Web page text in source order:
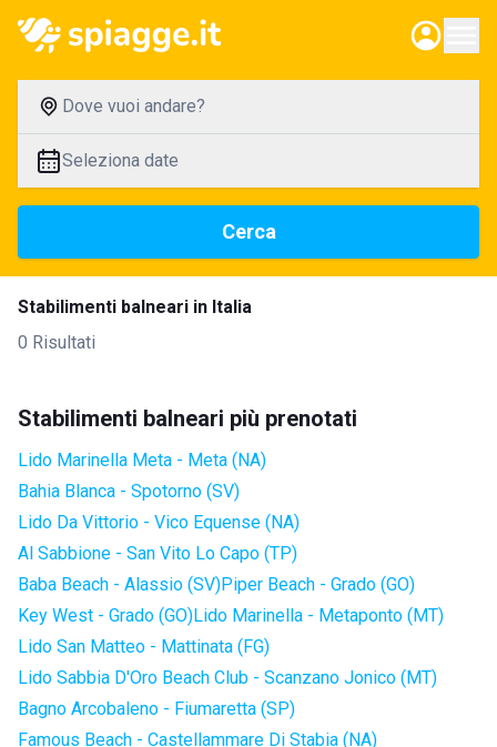
Dove vuoi andare?
Seleziona date
Cerca
Stabilimenti balneari in Italia
0 Risultati
Stabilimenti balneari più prenotati
Lido Marinella Meta - Meta (NA)
Bahia Blanca - Spotorno (SV)
Lido Da Vittorio - Vico Equense (NA)
Al Sabbione - San Vito Lo Capo (TP)
Baba Beach - Alassio (SV)Piper Beach - Grado (GO)
Key West - Grado (GO)Lido Marinella - Metaponto (MT)
Lido San Matteo - Mattinata (FG)
Lido Sabbia D'Oro Beach Club - Scanzano Jonico (MT)
Bagno Arcobaleno - Fiumaretta (SP)
Famous Beach - Castellammare Di Stabia (NA)